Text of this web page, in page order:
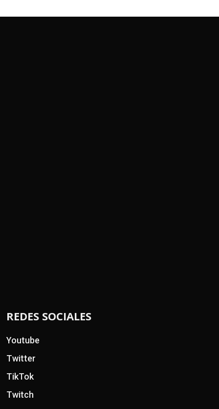
REDES SOCIALES
Youtube
Twitter
TikTok
Twitch